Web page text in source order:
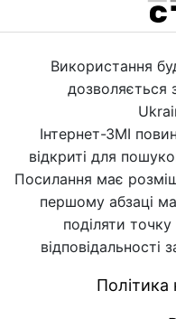
Використання
дозволяється
Інтернет-ЗМІ
відкриті для
Посилання має
першому абзаці
поділяти
відповідальності
Політика